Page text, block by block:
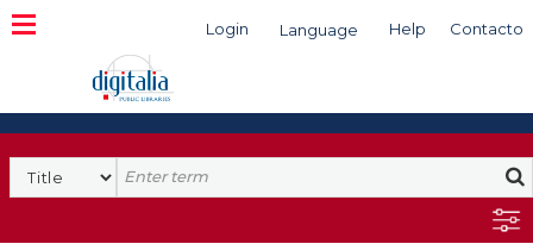
Login Language Help Contacto
Search